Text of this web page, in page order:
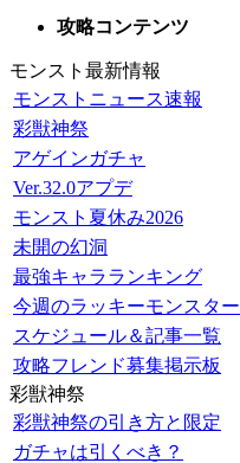
攻略コンテンツ
モンスト最新情報
モンストニュース速報
彩獣神祭
アゲインガチャ
Ver.32.0アプデ
モンスト夏休み2026
未開の幻洞
最強キャラランキング
今週のラッキーモンスター
スケジュール＆記事一覧
攻略フレンド募集掲示板
彩獣神祭
彩獣神祭の引き方と限定
ガチャは引くべき？